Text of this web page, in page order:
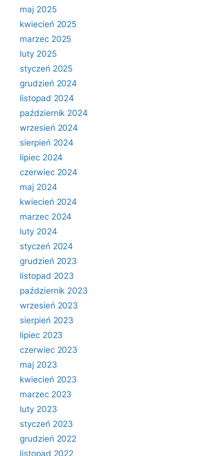
maj 2025
kwiecień 2025
marzec 2025
luty 2025
styczeń 2025
grudzień 2024
listopad 2024
październik 2024
wrzesień 2024
sierpień 2024
lipiec 2024
czerwiec 2024
maj 2024
kwiecień 2024
marzec 2024
luty 2024
styczeń 2024
grudzień 2023
listopad 2023
październik 2023
wrzesień 2023
sierpień 2023
lipiec 2023
czerwiec 2023
maj 2023
kwiecień 2023
marzec 2023
luty 2023
styczeń 2023
grudzień 2022
listopad 2022